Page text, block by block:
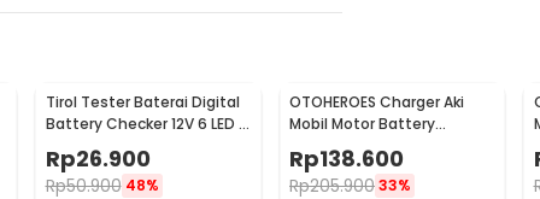
Tirol Tester Baterai Digital
Battery Checker 12V 6 LED -
BJ-803
Rp26.900
Rp50.900 48%
OTOHEROES Charger Aki
Mobil Motor Battery
Charger EU Plug 12/24V 10A
- UD21
Rp138.600
Rp205.90033%